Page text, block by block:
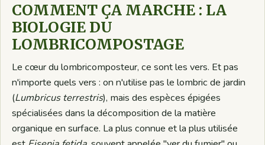
COMMENT ÇA MARCHE : LA
BIOLOGIE DU
LOMBRICOMPOSTAGE
Le cœur du lombricomposteur, ce sont les vers. Et pas
n'importe quels vers : on n'utilise pas le lombric de jardin
(Lumbricus terrestris), mais des espèces épigées
spécialisées dans la décomposition de la matière
organique en surface. La plus connue et la plus utilisée